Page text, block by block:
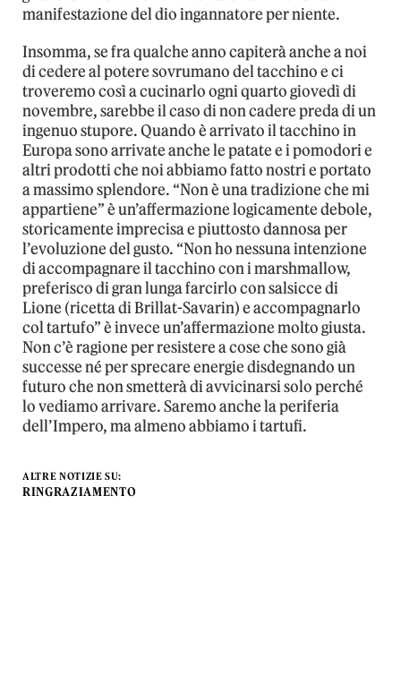
manifestazione del dio ingannatore per niente.
Insomma, se fra qualche anno capiterà anche a noi
di cedere al potere sovrumano del tacchino e ci
troveremo così a cucinarlo ogni quarto giovedì di
novembre, sarebbe il caso di non cadere preda di un
ingenuo stupore. Quando è arrivato il tacchino in
Europa sono arrivate anche le patate e i pomodori e
altri prodotti che noi abbiamo fatto nostri e portato
a massimo splendore. “Non è una tradizione che mi
appartiene” è un’affermazione logicamente debole,
storicamente imprecisa e piuttosto dannosa per
l’evoluzione del gusto. “Non ho nessuna intenzione
di accompagnare il tacchino con i marshmallow,
preferisco di gran lunga farcirlo con salsicce di
Lione (ricetta di Brillat-Savarin) e accompagnarlo
col tartufo” è invece un’affermazione molto giusta.
Non c’è ragione per resistere a cose che sono già
successe né per sprecare energie disdegnando un
futuro che non smetterà di avvicinarsi solo perché
lo vediamo arrivare. Saremo anche la periferia
dell’Impero, ma almeno abbiamo i tartufi.
ALTRE NOTIZIE SU:
RINGRAZIAMENTO